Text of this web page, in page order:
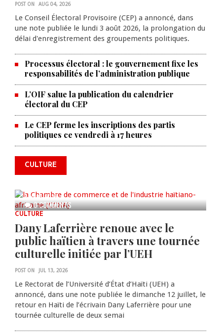
POST ON AUG 04, 2026
Le Conseil Électoral Provisoire (CEP) a annoncé, dans
une note publiée le lundi 3 août 2026, la prolongation du
délai d'enregistrement des groupements politiques.
Processus électoral : le gouvernement fixe les
responsabilités de l’administration publique
L’OIF salue la publication du calendrier
électoral du CEP
Le CEP ferme les inscriptions des partis
politiques ce vendredi à 17 heures
CULTURE
0 COMMENTS
La Chambre de commerce et de
l'industrie haïtiano-africaine
annonce des activités pour
commémorer le 235e
anniversaire de la cérémonie du
AUG 05, 2026
CULTURE
Dany Laferrière renoue avec le
public haïtien à travers une tournée
culturelle initiée par l’UEH
POST ON JUL 13, 2026
Le Rectorat de l’Université d’État d’Haïti (UEH) a
annoncé, dans une note publiée le dimanche 12 juillet, le
retour en Haïti de l’écrivain Dany Laferrière pour une
tournée culturelle de deux semai